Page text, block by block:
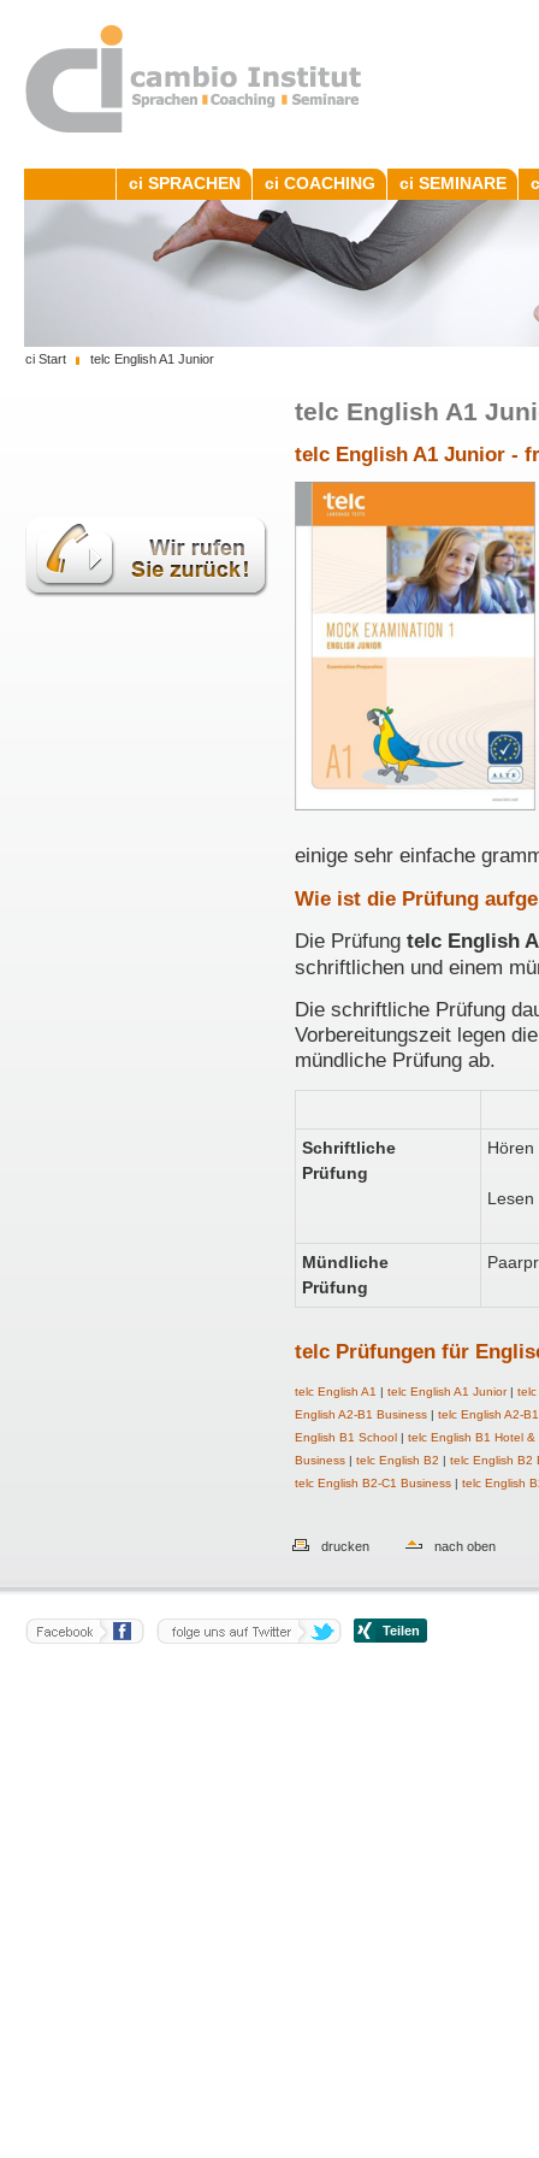
telc English A1
telc English A1 Junior -
einige sehr einfache
Wie ist die Prüfung
Die Prüfung telc English
schriftlichen und einem
Die schriftliche Prüfung
Vorbereitungszeit legen
mündliche Prüfung ab.
Schriftliche
Prüfung
Hören
Lesen
Mündliche
Prüfung
telc Prüfungen für
telc English A1 | telc English A1 Junior | telc
English A2-B1 Business | telc English A2-
English B1 School | telc English B1 Hotel
Business | telc English B2 | telc English B2
telc English B2-C1 Business | telc English
ci SPRACHEN ci COACHING ci SEMINARE
ci Start telc English A1 Junior
drucken nach oben